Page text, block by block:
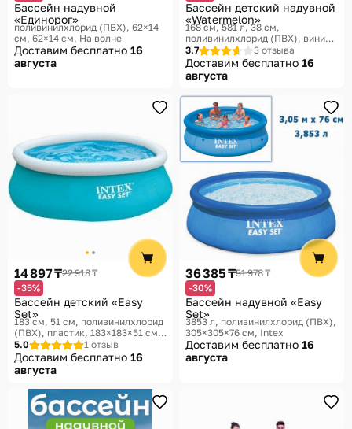
Бассейн надувной
«Единорог»
поливинилхлорид (ПВХ), 62×14
см, 62×14 см На волне
Доставим бесплатно 16
августа
Бассейн детский надувной
«Watermelon»
168 см, 581 л, 38 см,
поливинилхлорид (ПВХ), винил,
168×168×38 см, 168×168×38 см
Intex
3.7 3 отзыва
Доставим бесплатно 16
августа
14 897 ₸22 918 ₸
-35%
Бассейн детский «Easy
Set»
183 см, 51 см, поливинилхлорид
(ПВХ), пластик, 183×183×51 см,
183×183×51 см
Intex
5.0 1 отзыв
Доставим бесплатно 16
августа
36 385 ₸51 978 ₸
-30%
Бассейн надувной «Easy
Set»
3853 л, поливинилхлорид (ПВХ),
305×305×76 см Intex
Доставим бесплатно 16
августа